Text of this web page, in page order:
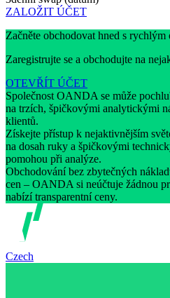
ZALOŽIT ÚČET
Začněte obchodovat hned s rychlým
Zaregistrujte se a obchodujte na
OTEVŘÍT ÚČET
Společnost OANDA se může
na trzích, špičkovými analytickými
klientů.
Získejte přístup k nejaktivnějším
na dosah ruky a špičkovými
pomohou při analýze.
Obchodování bez zbytečných
cen – OANDA si neúčtuje žádnou
nabízí transparentní ceny.
Czech